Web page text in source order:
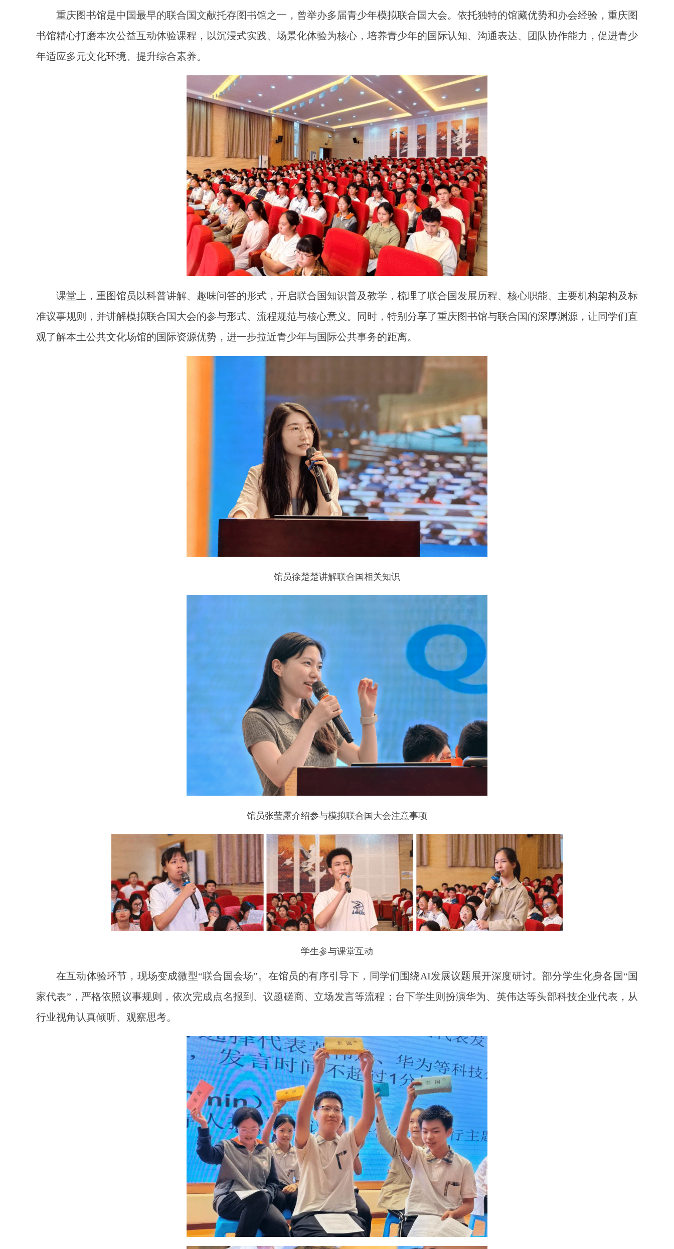
重庆图书馆是中国最早的联合国文献托存图书馆之一，曾举办多届青少年模拟联合国大会。依托独特的馆藏优势和办会经验，重庆图
书馆精心打磨本次公益互动体验课程，以沉浸式实践、场景化体验为核心，培养青少年的国际认知、沟通表达、团队协作能力，促进青少
年适应多元文化环境、提升综合素养。
课堂上，重图馆员以科普讲解、趣味问答的形式，开启联合国知识普及教学，梳理了联合国发展历程、核心职能、主要机构架构及标
准议事规则，并讲解模拟联合国大会的参与形式、流程规范与核心意义。同时，特别分享了重庆图书馆与联合国的深厚渊源，让同学们直
观了解本土公共文化场馆的国际资源优势，进一步拉近青少年与国际公共事务的距离。
馆员徐楚楚讲解联合国相关知识
馆员张莹露介绍参与模拟联合国大会注意事项
学生参与课堂互动
在互动体验环节，现场变成微型“联合国会场”。在馆员的有序引导下，同学们围绕AI发展议题展开深度研讨。部分学生化身各国“国
家代表”，严格依照议事规则，依次完成点名报到、议题磋商、立场发言等流程；台下学生则扮演华为、英伟达等头部科技企业代表，从
行业视角认真倾听、观察思考。